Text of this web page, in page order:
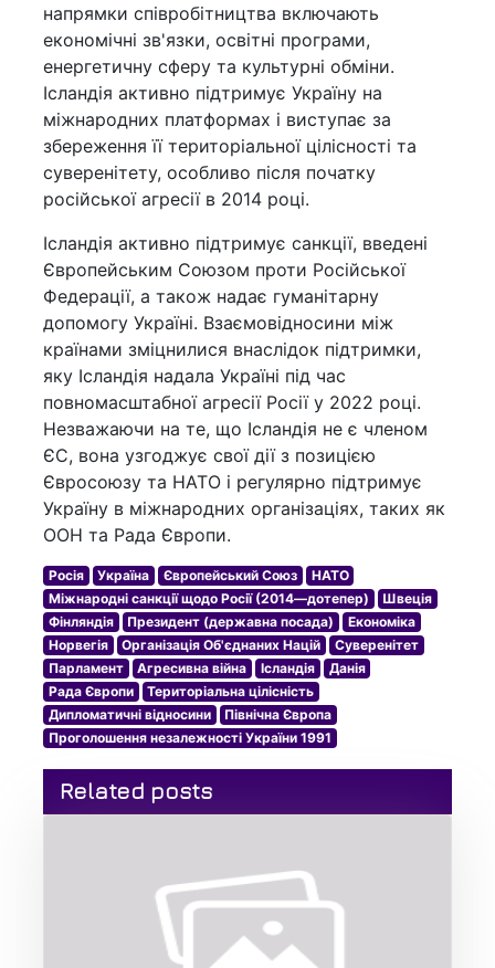
напрямки співробітництва включають
економічні зв'язки, освітні програми,
енергетичну сферу та культурні обміни.
Ісландія активно підтримує Україну на
міжнародних платформах і виступає за
збереження її територіальної цілісності та
суверенітету, особливо після початку
російської агресії в 2014 році.
Ісландія активно підтримує санкції, введені
Європейським Союзом проти Російської
Федерації, а також надає гуманітарну
допомогу Україні. Взаємовідносини між
країнами зміцнилися внаслідок підтримки,
яку Ісландія надала Україні під час
повномасштабної агресії Росії у 2022 році.
Незважаючи на те, що Ісландія не є членом
ЄС, вона узгоджує свої дії з позицією
Євросоюзу та НАТО і регулярно підтримує
Україну в міжнародних організаціях, таких як
ООН та Рада Європи.
Росія Україна Європейський Союз
НАТО
Міжнародні санкції щодо Росії (2014—дотепер)
Швеція
Фінляндія
Президент (державна посада)
Економіка
Норвегія
Організація Об'єднаних Націй
Суверенітет
Парламент
Агресивна війна Ісландія
Данія
Рада Європи
Територіальна цілісність
Дипломатичні відносини
Північна Європа
Проголошення незалежності України 1991
Related posts